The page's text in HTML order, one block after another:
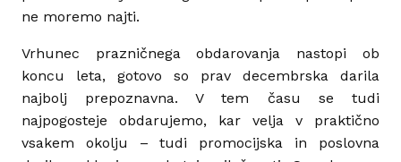
ne moremo najti.
Vrhunec prazničnega obdarovanja nastopi ob
koncu leta, gotovo so prav decembrska darila
najbolj prepoznavna. V tem času se tudi
najpogosteje obdarujemo, kar velja v praktično
vsakem okolju – tudi promocijska in poslovna